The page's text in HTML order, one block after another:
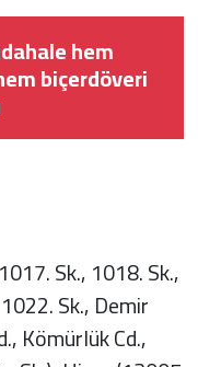
hem
biçerdöveri
Sk., 1018. Sk.,
Sk., Demir
Kömürlük Cd.,